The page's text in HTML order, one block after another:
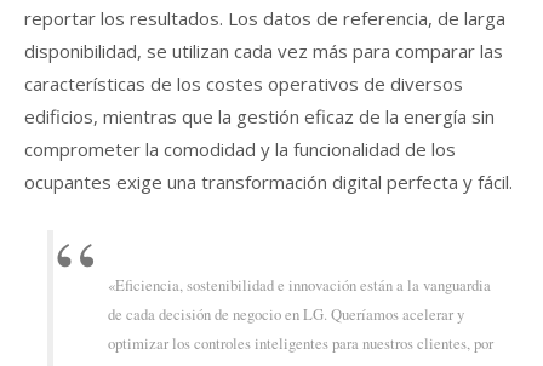
reportar los resultados. Los datos de referencia, de larga
disponibilidad, se utilizan cada vez más para comparar las
características de los costes operativos de diversos
edificios, mientras que la gestión eficaz de la energía sin
comprometer la comodidad y la funcionalidad de los
ocupantes exige una transformación digital perfecta y fácil.
«Eficiencia, sostenibilidad e innovación están a la vanguardia
de cada decisión de negocio en LG. Queríamos acelerar y
optimizar los controles inteligentes para nuestros clientes, por